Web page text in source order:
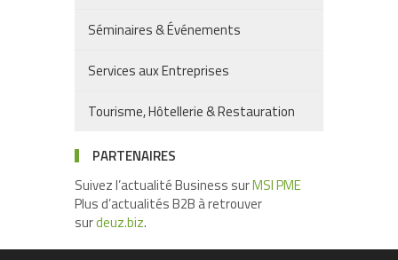
Séminaires & Événements
Services aux Entreprises
Tourisme, Hôtellerie & Restauration
PARTENAIRES
Suivez l’actualité Business surMSI PME
Plus d’actualités B2B à retrouver
surdeuz.biz.